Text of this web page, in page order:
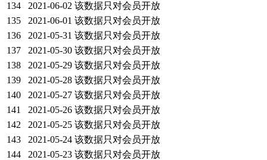
134
2021-06-02 该数据只对会员开放
135
2021-06-01 该数据只对会员开放
136
2021-05-31 该数据只对会员开放
137
2021-05-30 该数据只对会员开放
138
2021-05-29 该数据只对会员开放
139
2021-05-28 该数据只对会员开放
140
2021-05-27 该数据只对会员开放
141
2021-05-26 该数据只对会员开放
142
2021-05-25 该数据只对会员开放
143
2021-05-24 该数据只对会员开放
144
2021-05-23 该数据只对会员开放